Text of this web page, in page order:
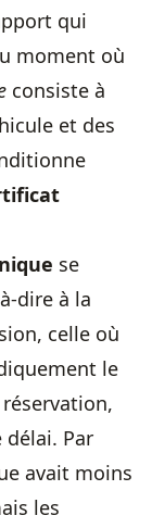
qui
moment où
consiste à
et des
se
dire à la
celle où
le
Par
avait moins
les